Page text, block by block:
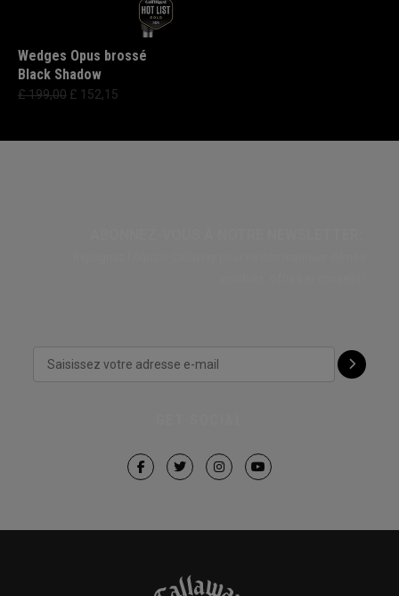
Wedges Opus brossé
Black Shadow
£ 199,00 £ 152,15